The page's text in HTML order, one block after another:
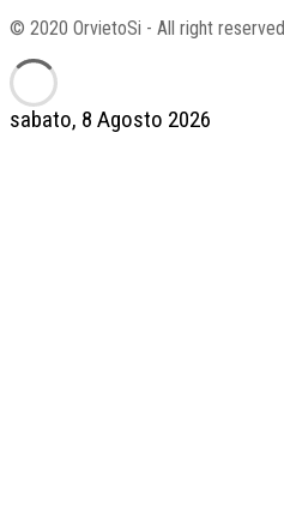
sabato, 8 Agosto 2026
© 2020 OrvietoSi - All right reserved